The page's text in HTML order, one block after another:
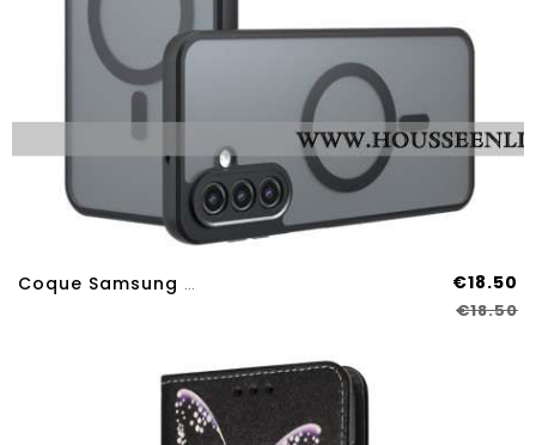
Coque Samsung Galaxy A17 4G / 5G Protection Antichoc €18.50
€18.50